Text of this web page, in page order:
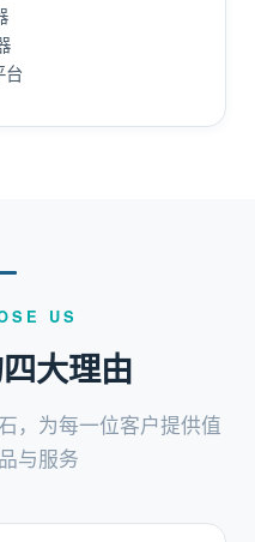
台
US
大理由
，为每一位客户提供值
与服务